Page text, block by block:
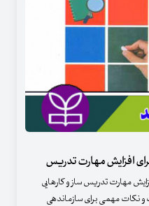
افزایش مهارت تدریس
مهارت تدریس ساز و کارهایی
و نکات مهمی برای سازماندهی